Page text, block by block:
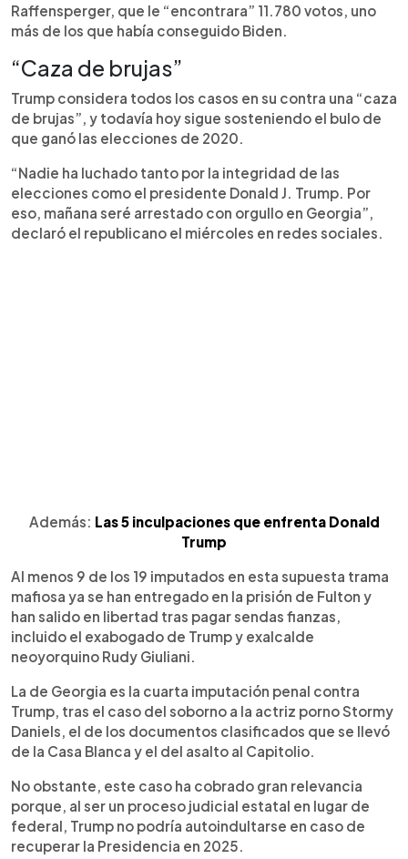
Raffensperger, que le “encontrara” 11.780 votos, uno
más de los que había conseguido Biden.
“Caza de brujas”
Trump considera todos los casos en su contra una “caza
de brujas”, y todavía hoy sigue sosteniendo el bulo de
que ganó las elecciones de 2020.
“Nadie ha luchado tanto por la integridad de las
elecciones como el presidente Donald J. Trump. Por
eso, mañana seré arrestado con orgullo en Georgia”,
declaró el republicano el miércoles en redes sociales.
Además: Las 5 inculpaciones que enfrenta Donald
Trump
Al menos 9 de los 19 imputados en esta supuesta trama
mafiosa ya se han entregado en la prisión de Fulton y
han salido en libertad tras pagar sendas fianzas,
incluido el exabogado de Trump y exalcalde
neoyorquino Rudy Giuliani.
La de Georgia es la cuarta imputación penal contra
Trump, tras el caso del soborno a la actriz porno Stormy
Daniels, el de los documentos clasificados que se llevó
de la Casa Blanca y el del asalto al Capitolio.
No obstante, este caso ha cobrado gran relevancia
porque, al ser un proceso judicial estatal en lugar de
federal, Trump no podría autoindultarse en caso de
recuperar la Presidencia en 2025.